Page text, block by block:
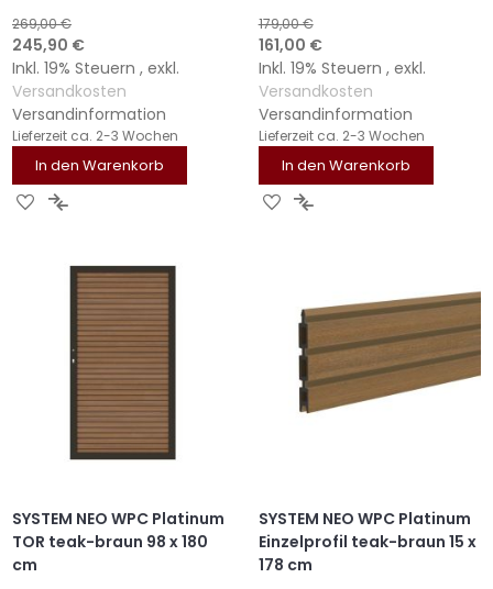
269,00 €
Sonderangebot
245,90 €
Inkl. 19% Steuern , exkl.
Versandkosten
Versandinformation
Lieferzeit ca. 2-3 Wochen
In den Warenkorb
ZUR
HINZUFÜGEN
ZUR
HINZUFÜGEN
179,00 €
Sonderangebot
161,00 €
Inkl. 19% Steuern , exkl.
Versandkosten
Versandinformation
Lieferzeit ca. 2-3 Wochen
In den Warenkorb
ZURZUR
SYSTEM NEO WPC Platinum
TOR teak-braun 98 x 180
cm
SYSTEM NEO WPC Platinum
Einzelprofil teak-braun 15 x
178 cm